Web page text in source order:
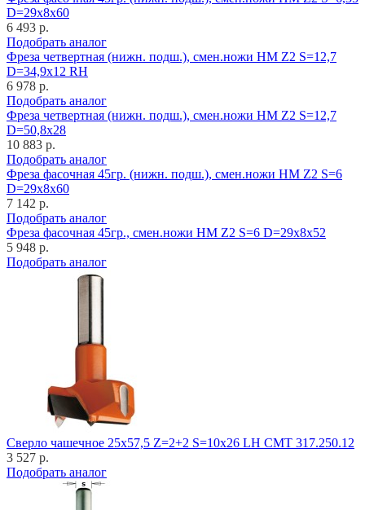
D=29x8x60
6 493 р.
Подобрать аналог
Фреза четвертная (нижн. подш.), смен.ножи HM Z2 S=12,7
D=34,9x12 RH
6 978 р.
Подобрать аналог
Фреза четвертная (нижн. подш.), смен.ножи HM Z2 S=12,7
D=50,8x28
10 883 р.
Подобрать аналог
Фреза фасочная 45гр. (нижн. подш.), смен.ножи HM Z2 S=6
D=29x8x60
7 142 р.
Подобрать аналог
Фреза фасочная 45гр., смен.ножи HM Z2 S=6 D=29x8x52
5 948 р.
Подобрать аналог
Cверло чашечное 25x57,5 Z=2+2 S=10x26 LH CMT 317.250.12
3 527 р.
Подобрать аналог